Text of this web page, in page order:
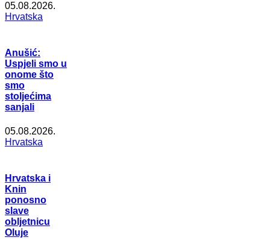
05.08.2026.
Hrvatska
Anušić:
Uspjeli smo u
onome što
smo
stoljećima
sanjali
05.08.2026.
Hrvatska
Hrvatska i
Knin
ponosno
slave
obljetnicu
Oluje